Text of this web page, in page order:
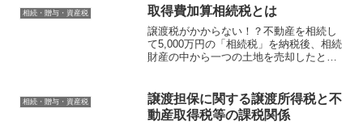
方のお役に立てるかもしれないので公開
します。まずはじめに、財...
相続・贈与・資産税 取得費加算相続税とは
譲渡税がかからない！？不動産を相続し
て5,000万円の「相続税」を納税後、相続
財産の中から一つの土地を売却したとこ
20％で1,000万円の所得税・住民税の「譲
渡税...
相続・贈与・資産税
譲渡担保に関する譲渡所得税と不
動産取得税等の課税関係